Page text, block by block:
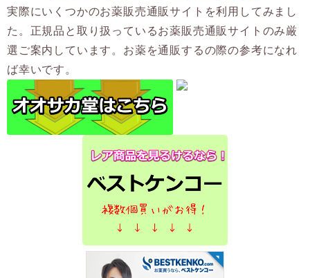
実際にいくつかのお薬販売通販サイトを利用してみまし
た。正規品と取り扱っているお薬販売通販サイトのみ厳
選ご案内しています。お薬を通販するの際の参考になれ
ば幸いです。